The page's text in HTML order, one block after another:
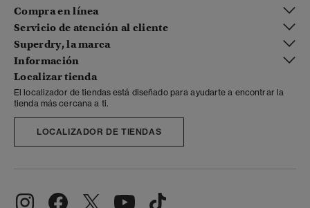
Compra en línea
Servicio de atención al cliente
Superdry, la marca
Información
Localizar tienda
El localizador de tiendas está diseñado para ayudarte a encontrar la
tienda más cercana a ti.
LOCALIZADOR DE TIENDAS